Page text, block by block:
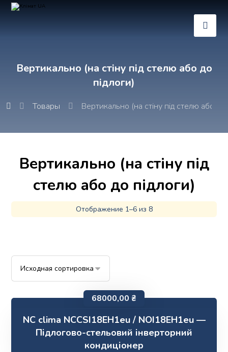
Вертикально (на стіну під стелю або до
підлоги)
Товары Вертикально (на стіну під стелю або до
Вертикально (на стіну під
стелю або до підлоги)
Отображение 1–6 из 8
NC clima NCCSI18EH1eu / NOI18EH1eu —
Підлогово-стельовий інверторний
кондиціонер
68000,00 ₴